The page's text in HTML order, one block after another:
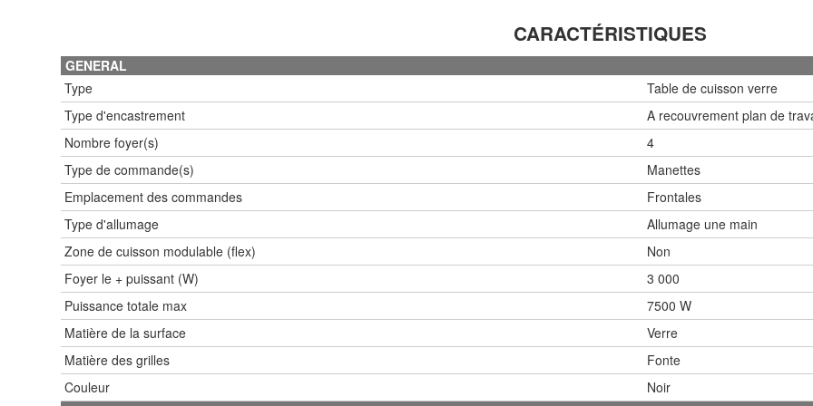
CARACTÉRISTIQUES
GENERAL
Type
Table de cuisson verre
Type d'encastrement
A recouvrement plan de
Nombre foyer(s)
4
Type de commande(s)
Manettes
Emplacement des commandes
Frontales
Type d'allumage
Allumage une main
Zone de cuisson modulable (flex)
Non
Foyer le + puissant (W)
3 000
Puissance totale max
7500 W
Matière de la surface
Verre
Matière des grilles
Fonte
Couleur
Noir